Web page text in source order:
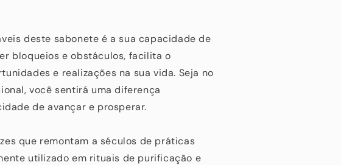
deste sabonete é a sua capacidade de
bloqueios e obstáculos, facilita o
e realizações na sua vida. Seja no
você sentirá uma diferença
de avançar e prosperar.
que remontam a séculos de práticas
utilizado em rituais de purificação e